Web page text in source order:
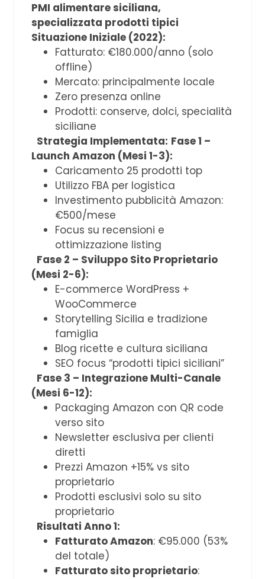
PMI alimentare siciliana,
specializzata prodotti tipici
Situazione Iniziale (2022):
Fatturato: €180.000/anno (solo
offline)
Mercato: principalmente locale
Zero presenza online
Prodotti: conserve, dolci, specialità
siciliane
Strategia Implementata: Fase 1 –
Launch Amazon (Mesi 1-3):
Caricamento 25 prodotti top
Utilizzo FBA per logistica
Investimento pubblicità Amazon:
€500/mese
Focus su recensioni e
ottimizzazione listing
Fase 2 – Sviluppo Sito Proprietario
(Mesi 2-6):
E-commerce WordPress +
WooCommerce
Storytelling Sicilia e tradizione
famiglia
Blog ricette e cultura siciliana
SEO focus “prodotti tipici siciliani”
Fase 3 – Integrazione Multi-Canale
(Mesi 6-12):
Packaging Amazon con QR code
verso sito
Newsletter esclusiva per clienti
diretti
Prezzi Amazon +15% vs sito
proprietario
Prodotti esclusivi solo su sito
proprietario
Risultati Anno 1:
Fatturato Amazon: €95.000 (53%
del totale)
Fatturato sito proprietario: